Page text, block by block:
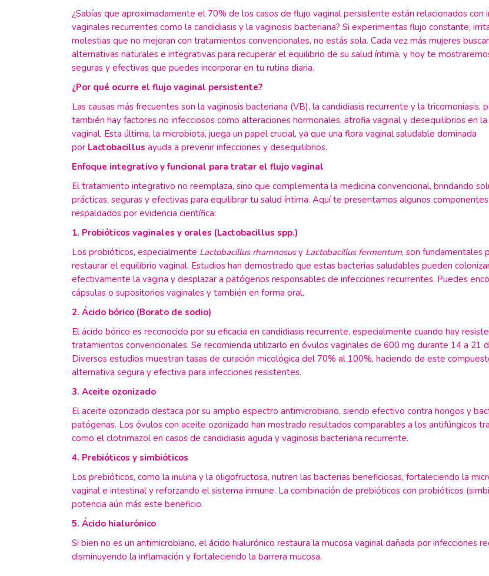
¿Sabías que aproximadamente el 70% de los casos de flujo vaginal persistente están relacionados con
vaginales recurrentes como la candidiasis y la vaginosis bacteriana? Si experimentas flujo constante,
molestias que no mejoran con tratamientos convencionales, no estás sola. Cada vez más mujeres
alternativas naturales e integrativas para recuperar el equilibrio de su salud íntima, y hoy te
seguras y efectivas que puedes incorporar en tu rutina diaria.
¿Por qué ocurre el flujo vaginal persistente?
Las causas más frecuentes son la vaginosis bacteriana (VB), la candidiasis recurrente y la tricomoniasis,
también hay factores no infecciosos como alteraciones hormonales, atrofia vaginal y desequilibrios en
vaginal. Esta última, la microbiota, juega un papel crucial, ya que una flora vaginal saludable dominada
por Lactobacillus ayuda a prevenir infecciones y desequilibrios.
Enfoque integrativo y funcional para tratar el flujo vaginal
El tratamiento integrativo no reemplaza, sino que complementa la medicina convencional, brindando
prácticas, seguras y efectivas para equilibrar tu salud íntima. Aquí te presentamos algunos
respaldados por evidencia científica:
1. Probióticos vaginales y orales (Lactobacillus spp.)
Los probióticos, especialmente Lactobacillus rhamnosusy Lactobacillus fermentum, son fundamentales
restaurar el equilibrio vaginal. Estudios han demostrado que estas bacterias saludables pueden
efectivamente la vagina y desplazar a patógenos responsables de infecciones recurrentes. Puedes
cápsulas o supositorios vaginales y también en forma oral.
2. Ácido bórico (Borato de sodio)
El ácido bórico es reconocido por su eficacia en candidiasis recurrente, especialmente cuando hay
tratamientos convencionales. Se recomienda utilizarlo en óvulos vaginales de 600 mg durante 14 a 21
Diversos estudios muestran tasas de curación micológica del 70% al 100%, haciendo de este
alternativa segura y efectiva para infecciones resistentes.
3. Aceite ozonizado
El aceite ozonizado destaca por su amplio espectro antimicrobiano, siendo efectivo contra hongos y
patógenas. Los óvulos con aceite ozonizado han mostrado resultados comparables a los antifúngicos
como el clotrimazol en casos de candidiasis aguda y vaginosis bacteriana recurrente.
4. Prebióticos y simbióticos
Los prebióticos, como la inulina y la oligofructosa, nutren las bacterias beneficiosas, fortaleciendo la
vaginal e intestinal y reforzando el sistema inmune. La combinación de prebióticos con probióticos
potencia aún más este beneficio.
5. Ácido hialurónico
Si bien no es un antimicrobiano, el ácido hialurónico restaura la mucosa vaginal dañada por infecciones
disminuyendo la inflamación y fortaleciendo la barrera mucosa.